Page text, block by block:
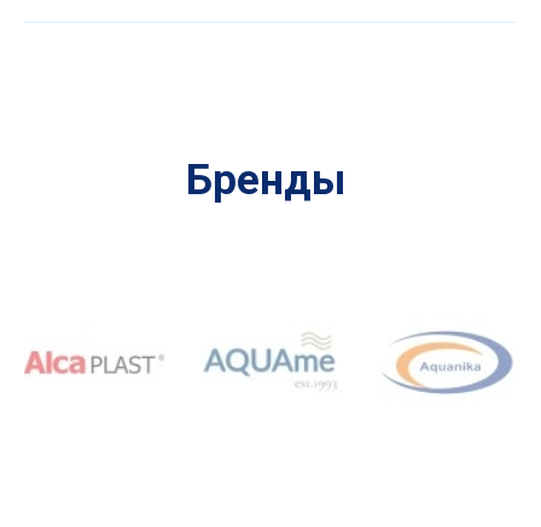
Бренды